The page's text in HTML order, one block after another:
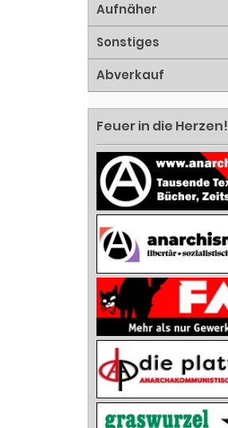
Aufnäher
Sonstiges
Abverkauf
Feuer in die Herzen!